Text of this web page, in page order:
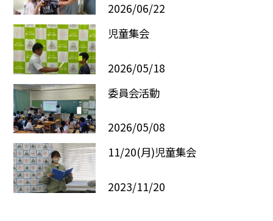
2026/06/22
児童集会
2026/05/18
委員会活動
2026/05/08
11/20(月)児童集会
2023/11/20